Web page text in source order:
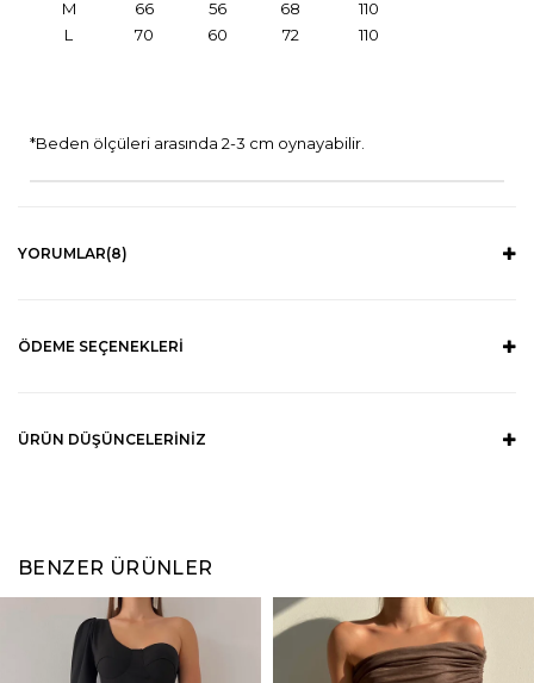
M 66 56 68
110
L
70 60 72 110
*Beden ölçüleri arasında 2-3 cm oynayabilir.
YORUMLAR(8)
ÖDEME SEÇENEKLERI
ÜRÜN DÜŞÜNCELERINIZ
BENZER ÜRÜNLER